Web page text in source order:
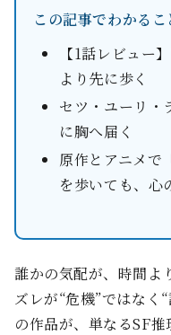
この記事でわかるこ
【1話レビュー
より先に歩く
セツ・ユーリ・
に胸へ届く
原作とアニメで
を歩いても、心
誰かの気配が、時間よ
ズレが“危機”ではなく
の作品が、単なるSF推